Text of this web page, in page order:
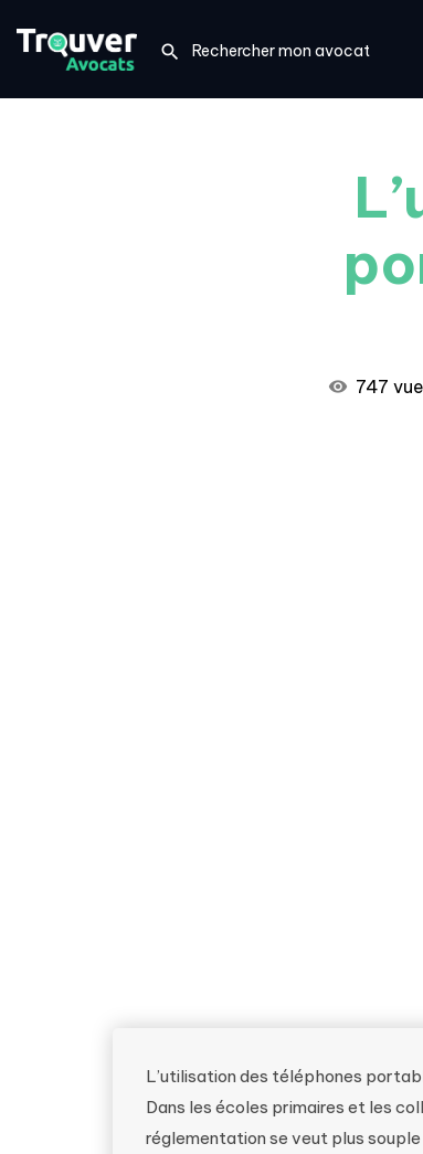
747
L’utilisation des téléphones
Dans les écoles primaires et les
réglementation se veut plus